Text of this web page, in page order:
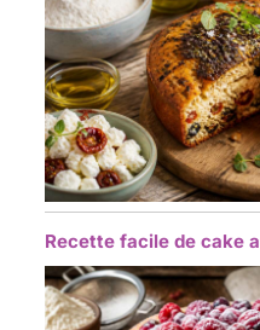
Recette facile de cake